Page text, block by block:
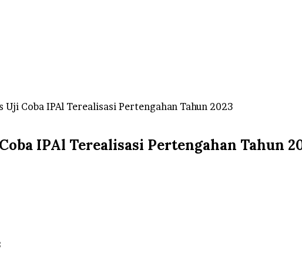
Coba IPAl Terealisasi Pertengahan Tahun 2023
IPAl Terealisasi Pertengahan Tahun